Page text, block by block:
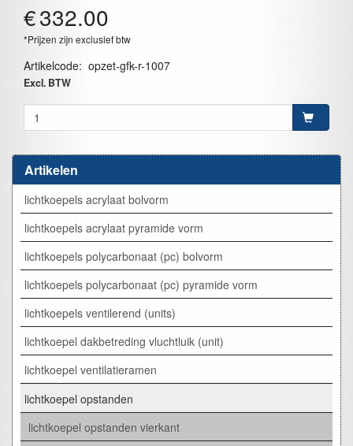
Artikelen
lichtkoepels acrylaat bolvorm
lichtkoepels acrylaat pyramide vorm
lichtkoepels polycarbonaat (pc) bolvorm
lichtkoepels polycarbonaat (pc) pyramide vorm
lichtkoepels ventilerend (units)
lichtkoepel dakbetreding vluchtluik (unit)
lichtkoepel ventilatieramen
lichtkoepel opstanden
lichtkoepel opstanden vierkant
€332.00
*Prijzen zijn exclusief btw
Artikelcode: opzet-gfk-r-1007
Excl. BTW